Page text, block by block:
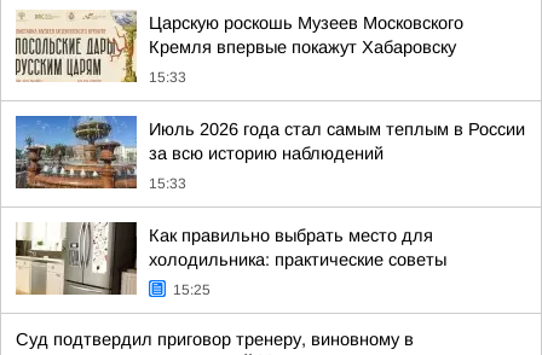
Царскую роскошь Музеев Московского
Кремля впервые покажут Хабаровску
15:33
Июль 2026 года стал самым теплым в России
за всю историю наблюдений
15:33
Как правильно выбрать место для
холодильника: практические советы
15:25
Суд подтвердил приговор тренеру, виновному в